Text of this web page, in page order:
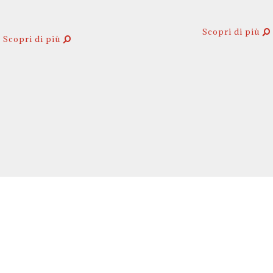
Scopri di più
Scopri di più